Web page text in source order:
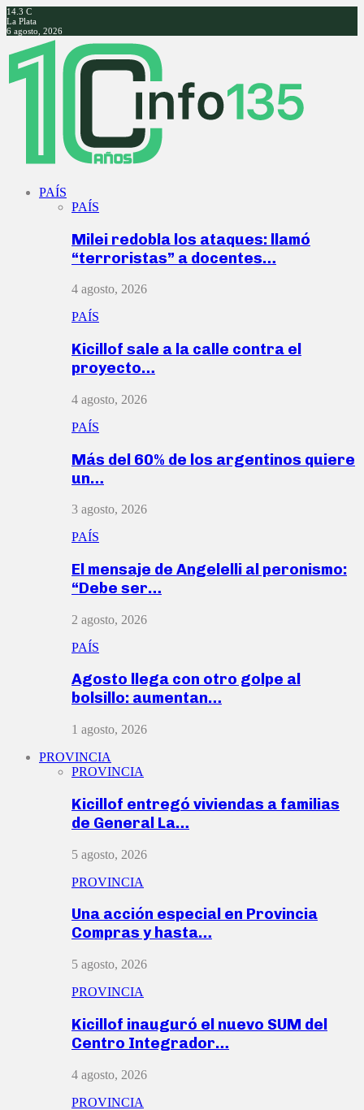
14.3 C
La Plata
6 agosto, 2026
Facebook
Twitter
Instagram
Youtube
PAÍS
PAÍS
Milei redobla los ataques: llamó
“terroristas” a docentes…
4 agosto, 2026
PAÍS
Kicillof sale a la calle contra el
proyecto…
4 agosto, 2026
PAÍS
Más del 60% de los argentinos quiere
un…
3 agosto, 2026
PAÍS
El mensaje de Angelelli al peronismo:
“Debe ser…
2 agosto, 2026
PAÍS
Agosto llega con otro golpe al
bolsillo: aumentan…
1 agosto, 2026
PROVINCIA
PROVINCIA
Kicillof entregó viviendas a familias
de General La…
5 agosto, 2026
PROVINCIA
Una acción especial en Provincia
Compras y hasta…
5 agosto, 2026
PROVINCIA
Kicillof inauguró el nuevo SUM del
Centro Integrador…
4 agosto, 2026
PROVINCIA